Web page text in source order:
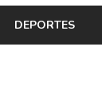
DEPORTES